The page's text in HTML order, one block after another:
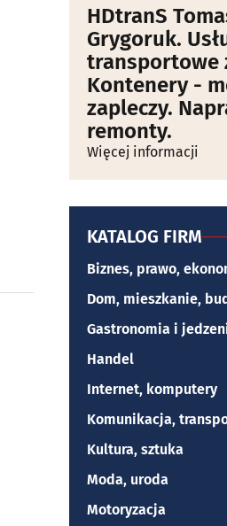
HDtranS
Grygoruk.
transportowe
Kontenery -
zapleczy.
remonty.
Więcej informacji
KATALOG FIRM
Biznes, prawo,
Dom, mieszkanie,
Gastronomia i
Handel
Internet, komputery
Komunikacja,
Kultura, sztuka
Moda, uroda
Motoryzacja